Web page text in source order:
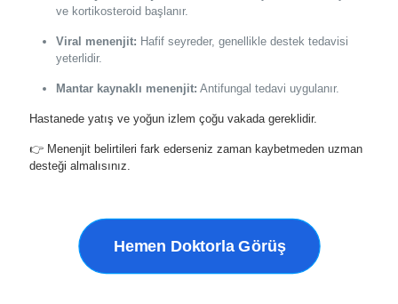
ve kortikosteroid başlanır.
Viral menenjit: Hafif seyreder, genellikle destek tedavisi
yeterlidir.
Mantar kaynaklı menenjit: Antifungal tedavi uygulanır.
Hastanede yatış ve yoğun izlem çoğu vakada gereklidir.
👉 Menenjit belirtileri fark ederseniz zaman kaybetmeden uzman
desteği almalısınız.
Hemen Doktorla Görüş